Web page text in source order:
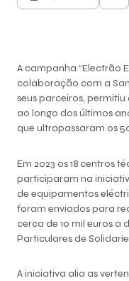
A campanha “Electrão
colaboração com a
seus parceiros,
ao longo dos últimos
que ultrapassaram os
Em 2023 os 18 centros
participaram na
de equipamentos
foram enviados para
cerca de 10 mil euros a
Particulares de
A iniciativa alia as